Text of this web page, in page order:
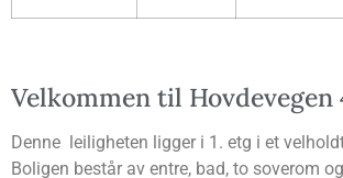
Vel­kom­men til Hov­de­ve­gen
Den­ne lei­lig­he­ten lig­ger i 1. etg i et
Boli­gen består av entre, bad, to sove­rom